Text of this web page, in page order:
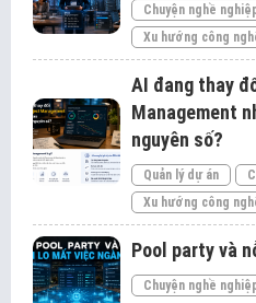
Chuyện nghề
Xu hướng công
AI đang thay
Management
nguyên số?
Quản lý dự án
Xu hướng công
Pool party và
Chuyện nghề